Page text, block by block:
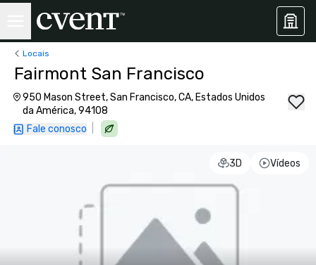
Locais
Fairmont San Francisco
950 Mason Street, San Francisco, CA, Estados Unidos
da América, 94108
Fale conosco
3D Vídeos